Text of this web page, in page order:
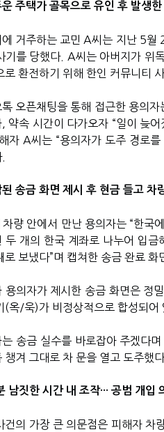
주택가 골목으로 유인 후 발생한
에 거주하는 교민 A씨는 지난 5
기를 당했다. A씨는 아버지가 위
로 환전하기 위해 한인 커뮤니티
톡 오픈채팅을 통해 접근한 용의
, 약속 시간이 다가오자 “일이 늦
자 A씨는 “용의자가 도주 경로
송금 화면 제시 후 현금 들고 차
량 안에서 만난 용의자는 “한국
두 개의 한국 계좌로 나누어 입
로 보냈다”며 캡쳐한 송금 완료
용의자가 제시한 송금 화면은 정
(옥/욱)가 비정상적으로 합성되
는 송금 실수를 바로잡아 주겠다
챙겨 그대로 차 문을 열고 도주
짓한 시간 내 조작··· 공범 개입
건의 가장 큰 의문점은 피해자